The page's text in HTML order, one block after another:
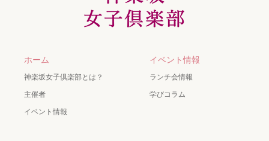
ホーム
神楽坂女子倶楽部とは？
主催者
イベント情報
イベント情報
ランチ会情報
学びコラム